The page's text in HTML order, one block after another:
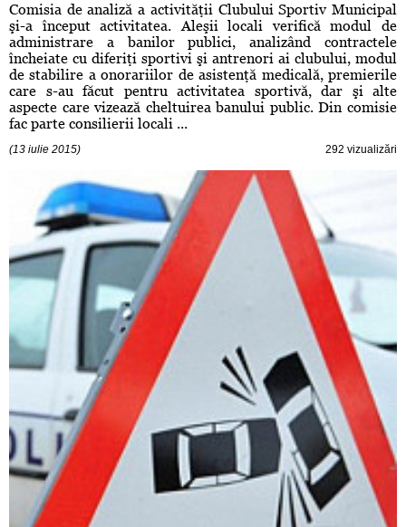
Comisia de analiză a activităţii Clubului Sportiv Municipal
şi-a început activitatea. Aleşii locali verifică modul de
administrare a banilor publici, analizând contractele
încheiate cu diferiţi sportivi şi antrenori ai clubului, modul
de stabilire a onorariilor de asistenţă medicală, premierile
care s-au făcut pentru activitatea sportivă, dar şi alte
aspecte care vizează cheltuirea banului public. Din comisie
fac parte consilierii locali ...
(13 iulie 2015) 292 vizualizări